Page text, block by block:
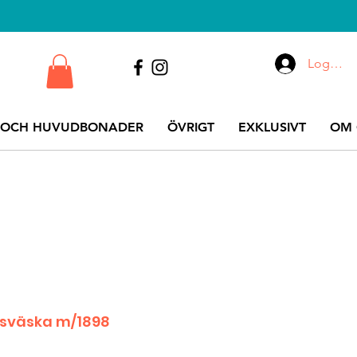
HUVUDBONADER ÖVRIGT EXKLUSIVT OM
Logga
m/1898